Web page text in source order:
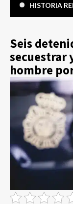
HISTORIA
Seis
secuestrar
hombre